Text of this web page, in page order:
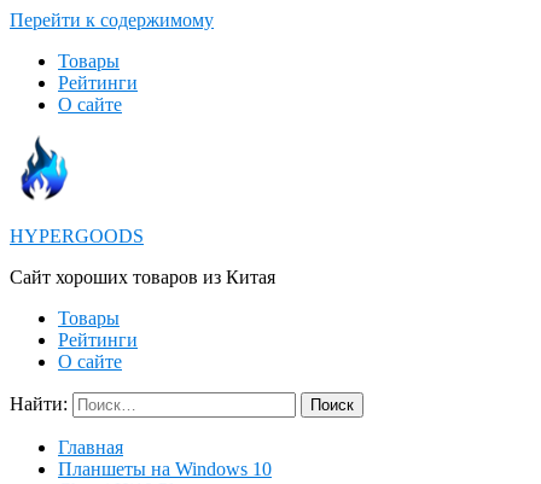
Перейти к содержимому
Товары
Рейтинги
О сайте
HYPERGOODS
Cайт хороших товаров из Китая
Товары
Рейтинги
О сайте
Найти:
Главная
Планшеты на Windows 10